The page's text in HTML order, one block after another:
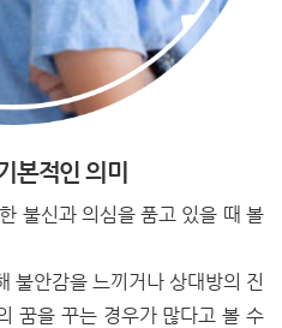
본적인 의미
불신과 의심을 품고 있을 때 볼
불안감을 느끼거나 상대방의 진
꿈을 꾸는 경우가 많다고 볼 수